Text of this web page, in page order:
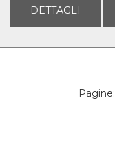
DETTAGLI
Pagine: